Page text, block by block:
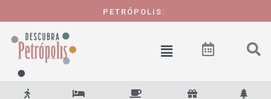
PETRÓPOLIS: 1 CI